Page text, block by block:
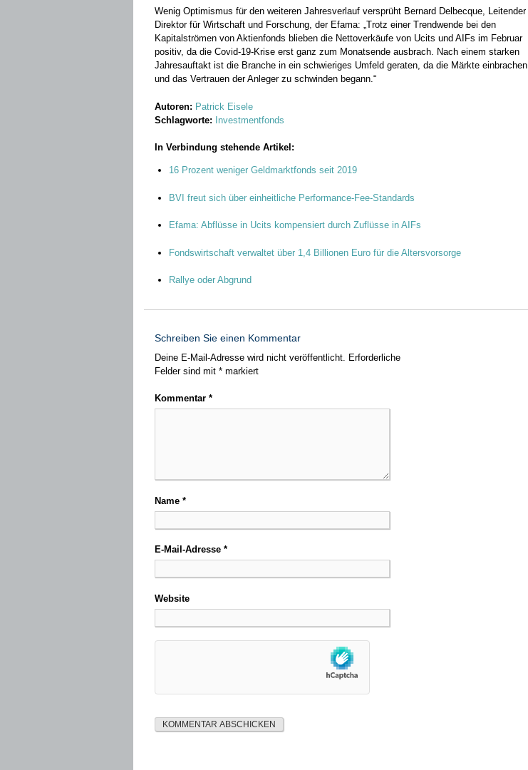
Wenig Optimismus für den weiteren Jahresverlauf versprüht Bernard Delbecque, Leitender
Direktor für Wirtschaft und Forschung, der Efama: „Trotz einer Trendwende bei den
Kapitalströmen von Aktienfonds blieben die Nettoverkäufe von Ucits und AIFs im Februar
positiv, da die Covid-19-Krise erst ganz zum Monatsende ausbrach. Nach einem starken
Jahresauftakt ist die Branche in ein schwieriges Umfeld geraten, da die Märkte einbrachen
und das Vertrauen der Anleger zu schwinden begann.“
Autoren: Patrick Eisele
Schlagworte: Investmentfonds
In Verbindung stehende Artikel:
16 Prozent weniger Geldmarktfonds seit 2019
BVI freut sich über einheitliche Performance-Fee-Standards
Efama: Abflüsse in Ucits kompensiert durch Zuflüsse in AIFs
Fondswirtschaft verwaltet über 1,4 Billionen Euro für die Altersvorsorge
Rallye oder Abgrund
Schreiben Sie einen Kommentar
Deine E-Mail-Adresse wird nicht veröffentlicht. Erforderliche
Felder sind mit * markiert
Kommentar *
Name *
E-Mail-Adresse *
Website